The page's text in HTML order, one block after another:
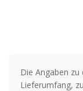
Die Angaben
Lieferumfang,